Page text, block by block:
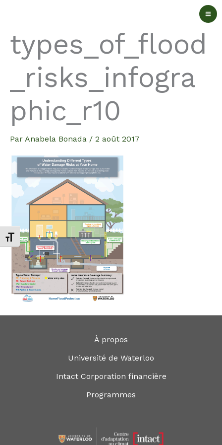
Changer la taille de la police
types_of_flood
_risks_infogra
phic_r10
Par Anabela Bonada / 2 août 2017
À propos
Université de Waterloo
Intact Corporation financière
Programmes